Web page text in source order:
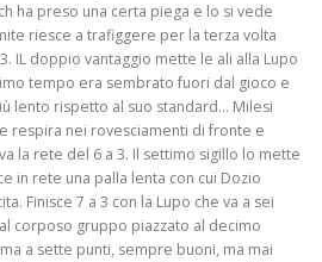
ha preso una certa piega e lo si vede
riesce a trafiggere per la terza volta
IL doppio vantaggio mette le ali alla Lupo
tempo era sembrato fuori dal gioco e
lento rispetto al suo standard… Milesi
respira nei rovesciamenti di fronte e
la rete del 6 a 3. Il settimo sigillo lo mette
in rete una palla lenta con cui Dozio
Finisce 7 a 3 con la Lupo che va a sei
corposo gruppo piazzato al decimo
a sette punti, sempre buoni, ma mai